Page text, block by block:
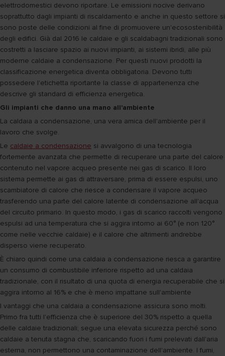
elettrodomestici devono riportare. Le emissioni nocive derivano
soprattutto dagli impianti di riscaldamento e anche in questo settore si
sono poste delle condizioni al fine di promuovere un'ecosostenibilità
degli edifici. Già dal 2016 le caldaie e gli scaldabagni tradizionali sono
costretti a lasciare spazio ai nuovi impianti, ai sistemi ibridi, alle più
moderne caldaie a condensazione. Per questi nuovi prodotti la
classificazione energetica diventa obbligatoria. Devono tutti
possedere l'etichetta riportante la classe di appartenenza che
descrive gli standard di efficienza energetica.
Gli impianti che danno una mano all'ambiente
La caldaia a condensazione, una vera amica dell'ambiente per il
lavoro che svolge.
Le caldaie a condensazione si avvalgono di una tecnologia
fortemente avanzata che permette di recuperare una parte del calore
contenuto nel vapore acqueo presente nei gas di scarico. Il loro
sistema permette ai gas di attraversare, prima di essere espulsi, uno
scambiatore di calore che riesce a condensare il vapore acqueo
trasferendo una parte del calore latente di condensazione all'acqua
del circuito primario. In questo modo, i gas di scarico raccolti vengono
espulsi ad una temperatura che si aggira intorno ai 60° (e non 120°
come nelle vecchie caldaie) e il calore che altrimenti andrebbe
disperso viene recuperato.
È chiaro quindi come una caldaia a condensazione riesca a garantire
un consumo di combustibile inferiore rispetto ad una caldaia
tradizionale, con il risultato di una quota di energia recuperabile che si
aggira intorno al 16% e che è meno impattane sull'ambiente
I vantaggi che una caldaia a condensazione assicura sono molti.
Primo fra tutti l'efficienza che è superiore del 30% rispetto a quella
delle caldaie tradizionali; segue una elevata sicurezza perché sono
caldaie a tenuta stagna che, scaricando fuori i fumi prelevati dall'aria
esterna, non permettono una contaminazione dell'ambiente. I fumi,